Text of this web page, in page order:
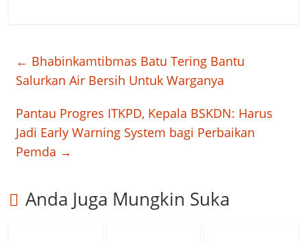
← Bhabinkamtibmas Batu Tering Bantu
Salurkan Air Bersih Untuk Warganya
Pantau Progres ITKPD, Kepala BSKDN: Harus
Jadi Early Warning System bagi Perbaikan
Pemda →
Anda Juga Mungkin Suka